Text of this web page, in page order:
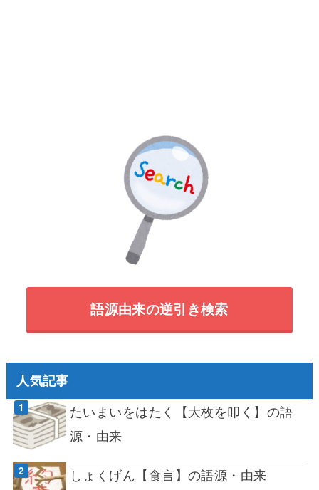
語源由来の逆引き検索
人気記事
たいまいをはたく【大枚を叩く】の語
源・由来
しょくげん【食言】の語源・由来